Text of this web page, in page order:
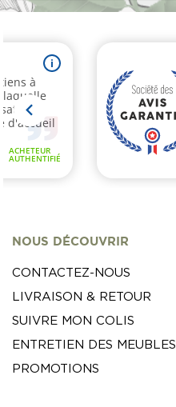
NOUS DÉCOUVRIR
CONTACTEZ-NOUS
LIVRAISON & RETOUR
SUIVRE MON COLIS
ENTRETIEN DES MEUBLES
PROMOTIONS